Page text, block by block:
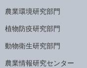
農業環境研究部門
植物防疫研究部門
動物衛生研究部門
農業情報研究センター